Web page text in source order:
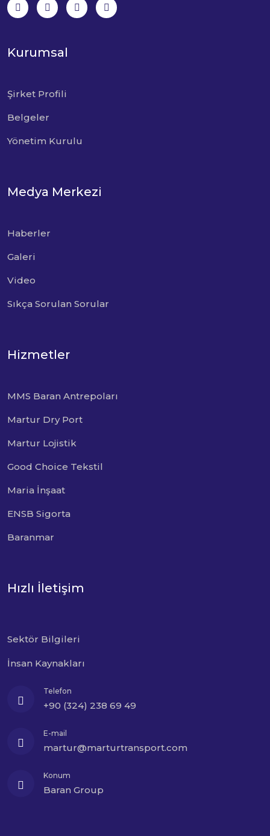
Kurumsal
Şirket Profili
Belgeler
Yönetim Kurulu
Medya Merkezi
Haberler
Galeri
Video
Sıkça Sorulan Sorular
Hizmetler
MMS Baran Antrepoları
Martur Dry Port
Martur Lojistik
Good Choice Tekstil
Maria İnşaat
ENSB Sigorta
Baranmar
Hızlı İletişim
Sektör Bilgileri
İnsan Kaynakları
Telefon
+90 (324) 238 69 49
E-mail
martur@marturtransport.com
Konum
Baran Group